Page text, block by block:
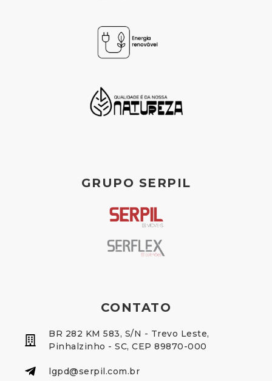
GRUPO SERPIL
CONTATO
BR 282 KM 583, S/N - Trevo Leste,
Pinhalzinho - SC, CEP 89870-000
lgpd@serpil.com.br